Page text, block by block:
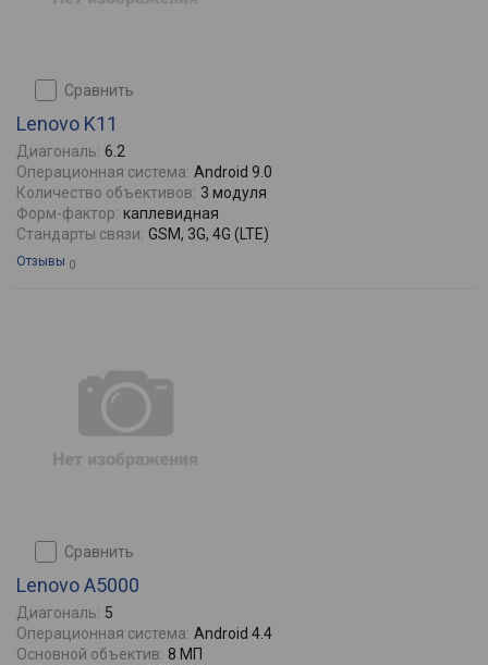
сравнить
Lenovo K11
Диагональ: 6.2
Операционная система: Android 9.0
Количество объективов: 3 модуля
Форм-фактор: каплевидная
Стандарты связи: GSM, 3G, 4G (LTE)
Отзывы 0
сравнить
Lenovo A5000
Диагональ: 5
Операционная система: Android 4.4
Основной объектив: 8 МП